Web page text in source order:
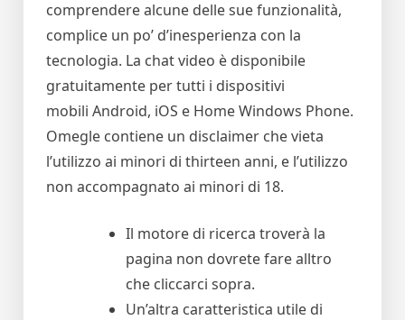
comprendere alcune delle sue funzionalità,
complice un po’ d’inesperienza con la
tecnologia. La chat video è disponibile
gratuitamente per tutti i dispositivi
mobili Android, iOS e Home Windows Phone.
Omegle contiene un disclaimer che vieta
l’utilizzo ai minori di thirteen anni, e l’utilizzo
non accompagnato ai minori di 18.
Il motore di ricerca troverà la
pagina non dovrete fare alltro
che cliccarci sopra.
Un’altra caratteristica utile di